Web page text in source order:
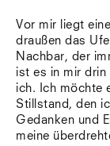
Vor mir liegt
draußen das
Nachbar, der
ist es in mir drin
ich. Ich möchte
Stillstand, den
Gedanken und
meine